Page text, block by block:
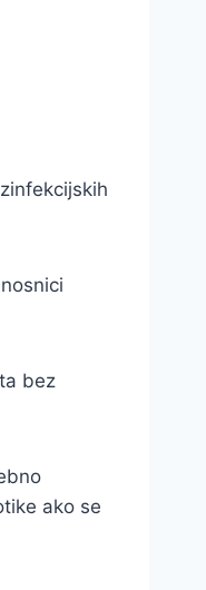
bez
ako se